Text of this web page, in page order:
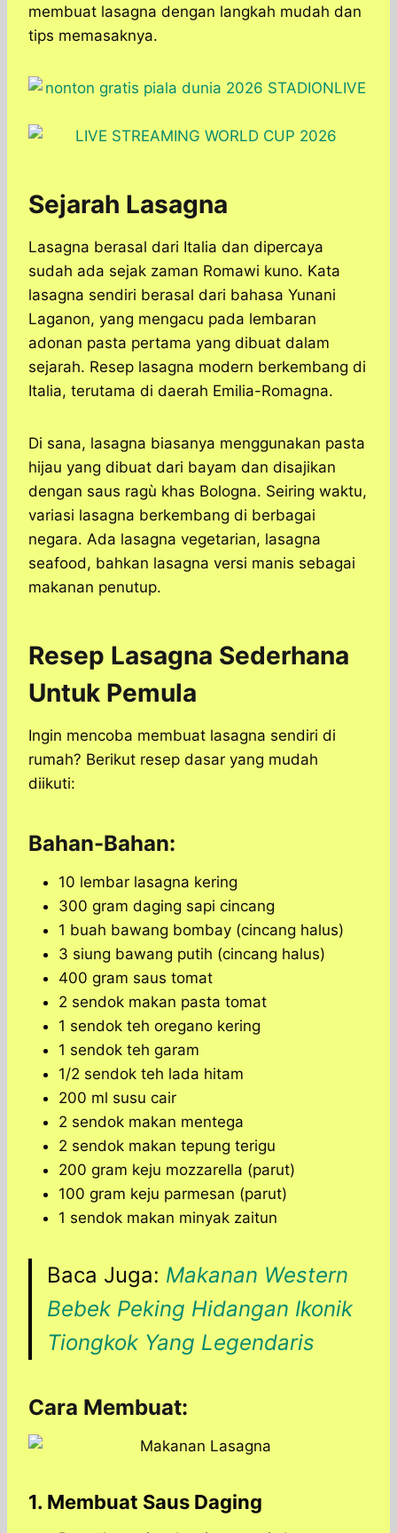
membuat lasagna dengan langkah mudah dan
tips memasaknya.
Sejarah Lasagna
Lasagna berasal dari Italia dan dipercaya
sudah ada sejak zaman Romawi kuno. Kata
lasagna sendiri berasal dari bahasa Yunani
Laganon, yang mengacu pada lembaran
adonan pasta pertama yang dibuat dalam
sejarah. Resep lasagna modern berkembang di
Italia, terutama di daerah Emilia-Romagna.
Di sana, lasagna biasanya menggunakan pasta
hijau yang dibuat dari bayam dan disajikan
dengan saus ragù khas Bologna. Seiring waktu,
variasi lasagna berkembang di berbagai
negara. Ada lasagna vegetarian, lasagna
seafood, bahkan lasagna versi manis sebagai
makanan penutup.
Resep Lasagna Sederhana
Untuk Pemula
Ingin mencoba membuat lasagna sendiri di
rumah? Berikut resep dasar yang mudah
diikuti:
Bahan-Bahan:
10 lembar lasagna kering
300 gram daging sapi cincang
1 buah bawang bombay (cincang halus)
3 siung bawang putih (cincang halus)
400 gram saus tomat
2 sendok makan pasta tomat
1 sendok teh oregano kering
1 sendok teh garam
1/2 sendok teh lada hitam
200 ml susu cair
2 sendok makan mentega
2 sendok makan tepung terigu
200 gram keju mozzarella (parut)
100 gram keju parmesan (parut)
1 sendok makan minyak zaitun
Baca Juga: Makanan Western
Bebek Peking Hidangan Ikonik
Tiongkok Yang Legendaris
Cara Membuat:
1. Membuat Saus Daging